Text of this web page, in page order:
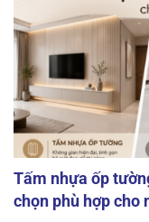
Tấm nhựa ốp
chọn phù hợp cho